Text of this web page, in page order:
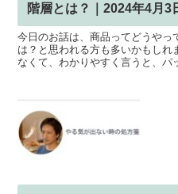
階層とは？｜2024年4月3
今日のお話は、商品ってどうやっ
は？と思われる方も多いかもしれ
なくて、わかりやすく言うと、パ